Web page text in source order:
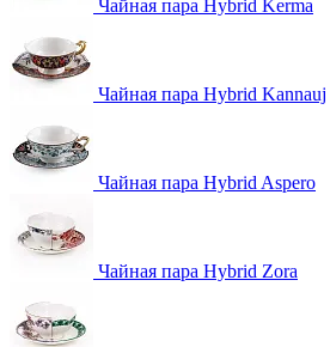
Чайная пара Hybrid Kerma
Чайная пара Hybrid Kannauj
Чайная пара Hybrid Aspero
Чайная пара Hybrid Zora